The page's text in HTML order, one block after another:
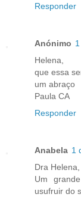
Responder
Anónimo
Helena,
que essa
um abraço
Paula CA
Responder
Anabela 1
Dra Helena,
Um
usufruir do